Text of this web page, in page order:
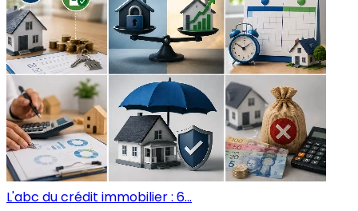
L'abc du crédit immobilier : 6...